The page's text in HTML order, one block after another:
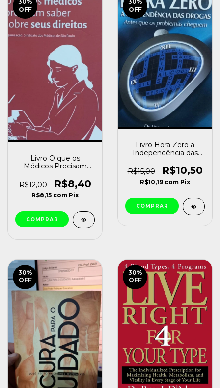
30%
OFF
Livro O que os
Médicos Precisam
Direitos Sindicado dos
Médicos de São Paulo
[usado]
R$12,00 R$8,40
R$8,15 com Pix
30%
OFF
Livro Hora Zero a
Independência das
Lapate [usado]
R$15,00 R$10,50
R$10,19 com Pix
30%
OFF
30%
OFF